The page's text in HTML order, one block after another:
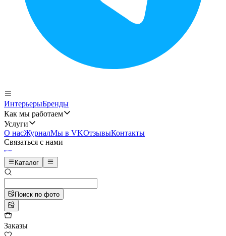
ИнтерьерыБренды
Как мы работаем
Услуги
О насЖурналМы в VKОтзывыКонтакты
Связаться с нами
Каталог
Поиск по фото
Заказы